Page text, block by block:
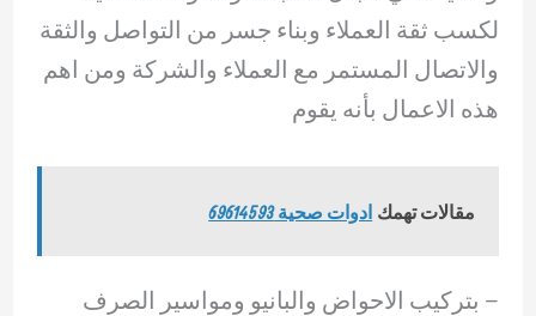
لكسب ثقة العملاء وبناء جسر من التواصل والثقة
والاتصال المستمر مع العملاء والشركة ومن اهم
هذه الاعمال بأنه يقوم
مقالات تهمك ادوات صحية 69614593
– بتركيب الاحواض والبانيو ومواسير الصرف